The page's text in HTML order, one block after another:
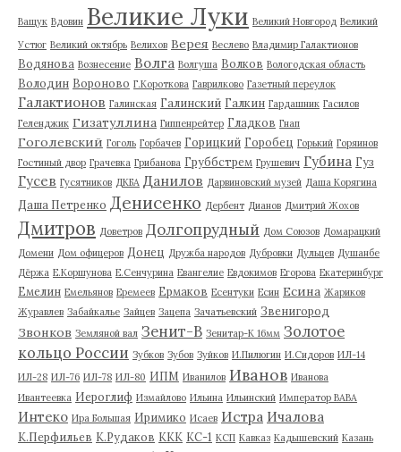
Ващук Вдовин Великие Луки Великий Новгород Великий
Устюг Великий октябрь Велихов Верея Веслево Владимир Галактионов
Водянова Вознесение Волга Волгуша Волков Вологодская область
Володин Вороново Г.Короткова Гаврилково Газетный переулок
Галактионов Галинская Галинский Галкин Гардашник Гасилов
Геленджик Гизатуллина Гиппенрейтер Гладков Гнап
Гоголевский Гоголь Горбачев Горицкий Горобец Горький Горяинов
Гостиный двор Грачевка Грибанова Груббстрем Грушевич Губина Гуз
Гусев Гусятников ДКБА Данилов Дарвиновский музей Даша Корягина
Даша Петренко Денисенко Дербент Дианов Дмитрий Жохов
Дмитров Доветров Долгопрудный Дом Союзов Домарацкий
Домени Дом офицеров Донец Дружба народов Дубровки Дульцев Душанбе
Дёржа Е.Коршунова Е.Сенчурина Евангелие Евдокимов Егорова Екатеринбург
Емелин Емельянов Еремеев Ермаков Есентуки Есин Есина Жариков
Журавлев Забайкалье Зайцев Зацепа Зачатьевский Звенигород
Звонков Земляной вал Зенит-В Зенитар-К 16мм Золотое
кольцо России Зубков Зубов Зуйков И.Пилюгин И.Сидоров ИЛ-14
ИЛ-28 ИЛ-76 ИЛ-78 ИЛ-80 ИПМ Иванилов Иванов Иванова
Ивантеевка Иероглиф Измайлово Ильина Ильинский Император ВАВА
Интеко Ира Большая Иримико Исаев Истра Ичалова
К.Перфильев К.Рудаков ККК КС-1 КСП Кавказ Кадышевский Казань